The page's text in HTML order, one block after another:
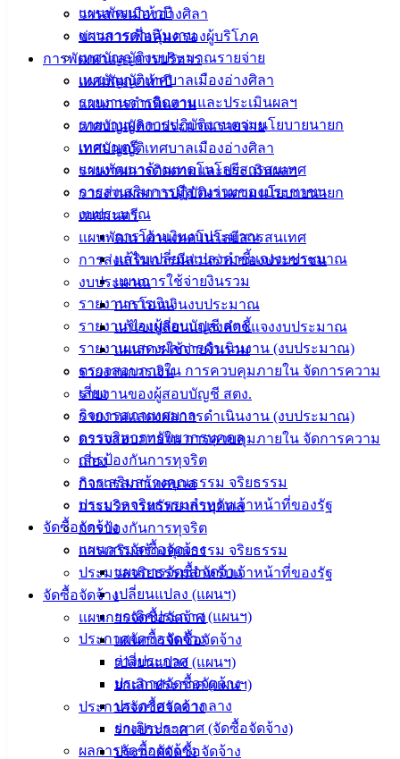
แผนพัฒนาห้าปี
แผนการดำเนินงาน
เทศบัญญัติงบประมาณรายจ่าย
เทศบัญญัติเทศบาลเมืองอ่างศิลา
รายงานการติดตามและประเมินผลฯ
รายงานผลการปฏิบัติงานตามนโยบายนายก
เทศมนตรี
แผนพัฒนาด้านเทคโนโลยีสารสนเทศ
การส่งเสริมการมีส่วนร่วมของประชาชน
งบประมาณ
การโอนเงินงบประมาณ
แก้ไขเปลี่ยนแปลงคำชี้แจงงบประมาณ
แผนการใช้จ่ายงินรวม
รายงานการเงิน
รายงานของผู้สอบบัญชี สตง.
รายงานแสดงผลการดำเนินงาน (งบประมาณ)
ตรวจสอบภายใน การควบคุมภายใน จัดการความ
เสี่ยง
กิจการสภาเทศบาล
การบริหารทรัพยากรบุคคล
การป้องกันการทุจริต
การเสริมสร้างคุณธรรม จริยธรรม
ประมวลจริยธรรมสำหรับเจ้าหน้าที่ของรัฐ
จัดซื้อจัดจ้าง
แผนการจัดซื้อจัดจ้าง
แผนการจัดซื้อจัดจ้าง
เปลี่ยนแปลง (แผนฯ)
ยกเลิกประกาศ (แผนฯ)
ประกาศจัดซื้อจัดจ้าง
ร่างประกาศ
ประกาศจัดซื้อจัดจ้าง
ประกาศราคากลาง
ยกเลิกประกาศ (จัดซื้อจัดจ้าง)
ผลการจัดซื้อจัดจ้าง
วารสารเมืองอ่างศิลา
ข่าวสารเพื่อคุ้มครองผู้บริโภค
การพัฒนาและการบริหาร
แผนพัฒนาห้าปี
แผนการดำเนินงาน
เทศบัญญัติงบประมาณรายจ่าย
เทศบัญญัติเทศบาลเมืองอ่างศิลา
รายงานการติดตามและประเมินผลฯ
รายงานผลการปฏิบัติงานตามนโยบายนายก
เทศมนตรี
แผนพัฒนาด้านเทคโนโลยีสารสนเทศ
การส่งเสริมการมีส่วนร่วมของประชาชน
งบประมาณ
การโอนเงินงบประมาณ
แก้ไขเปลี่ยนแปลงคำชี้แจงงบประมาณ
แผนการใช้จ่ายงินรวม
รายงานการเงิน
รายงานของผู้สอบบัญชี สตง.
รายงานแสดงผลการดำเนินงาน (งบประมาณ)
ตรวจสอบภายใน การควบคุมภายใน จัดการความ
เสี่ยง
กิจการสภาเทศบาล
การบริหารทรัพยากรบุคคล
การป้องกันการทุจริต
การเสริมสร้างคุณธรรม จริยธรรม
ประมวลจริยธรรมสำหรับเจ้าหน้าที่ของรัฐ
จัดซื้อจัดจ้าง
แผนการจัดซื้อจัดจ้าง
แผนการจัดซื้อจัดจ้าง
เปลี่ยนแปลง (แผนฯ)
ยกเลิกประกาศ (แผนฯ)
ประกาศจัดซื้อจัดจ้าง
ร่างประกาศ
ประกาศจัดซื้อจัดจ้าง
แบบ
ฟอร์ม,
เอกสาร
คู่มือ
สำหรับ
ประชาชน/
คู่มือการ
ปฏิบัติ
งาน
ข่าวสาร
น่ารู้
ศุนย์
ข้อมูล
ข่าวสาร
อิเล็กทรอนิกส์
องค์
ความรู้
(Knowledge
Management)
เทศบาล
สายตรง
นายก
ประวัติ
เทศบาล
ผู้บริหาร
และ
ราชการ
เทศบาล